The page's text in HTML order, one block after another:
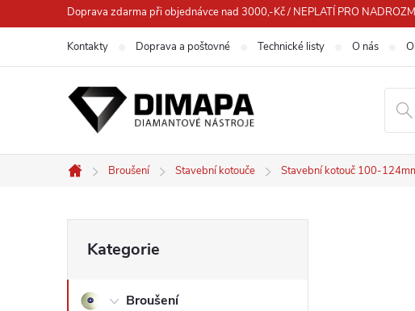
na
Doprava zdarma při objednávce nad 3000,-Kč / NEPLATÍ PRO
Kontakty Doprava a poštovné Technické listy O nás
Domů
Broušení Stavební kotouče Stavební kotouč 100-
o
kategorie
Kategorie
Broušení